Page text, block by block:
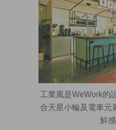
工業風是WeWork的
合天星小輪及電車元
鮮感